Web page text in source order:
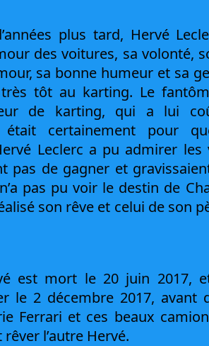
plus tard, Hervé
des voitures, sa volonté,
sa bonne humeur et sa
tôt au karting. Le
de karting, qui a lui
certainement pour
Leclerc a pu admirer
pas de gagner et
pas pu voir le destin de
son rêve et celui de son
est mort le 20 juin 2017,
le 2 décembre 2017, avant
Ferrari et ces beaux
l’autre Hervé.